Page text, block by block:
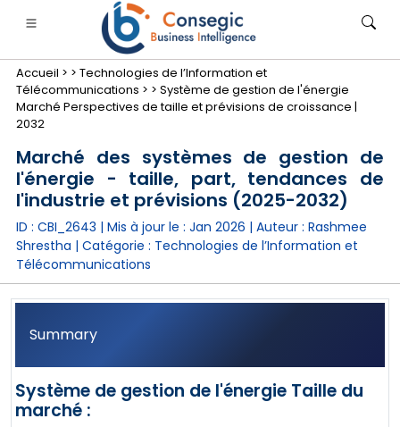
services financiers et assurance
• Biens de consommation
• Énergie et électricité
•
• étude de cas
Accueil > > Technologies de l’Information et
Télécommunications > > Système de gestion de l'énergie
Marché Perspectives de taille et prévisions de croissance |
2032
Marché des systèmes de gestion de
l'énergie - taille, part, tendances de
l'industrie et prévisions (2025-2032)
ID : CBI_2643 | Mis à jour le : Jan 2026 | Auteur : Rashmee
Shrestha | Catégorie : Technologies de l’Information et
Télécommunications
Summary
Système de gestion de l'énergie Taille du
marché :